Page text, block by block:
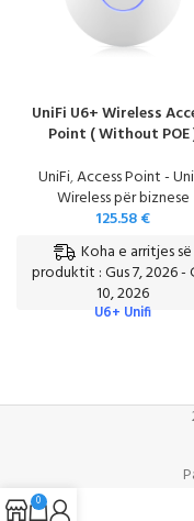
UniFi U6+ Wireless
Point ( Without POE
UniFi,Access Point -
Wireless për biznese
125.58€
Koha e arritjes së
produktit : Gus 7, 2026 -
10, 2026
U6+ Unifi
0